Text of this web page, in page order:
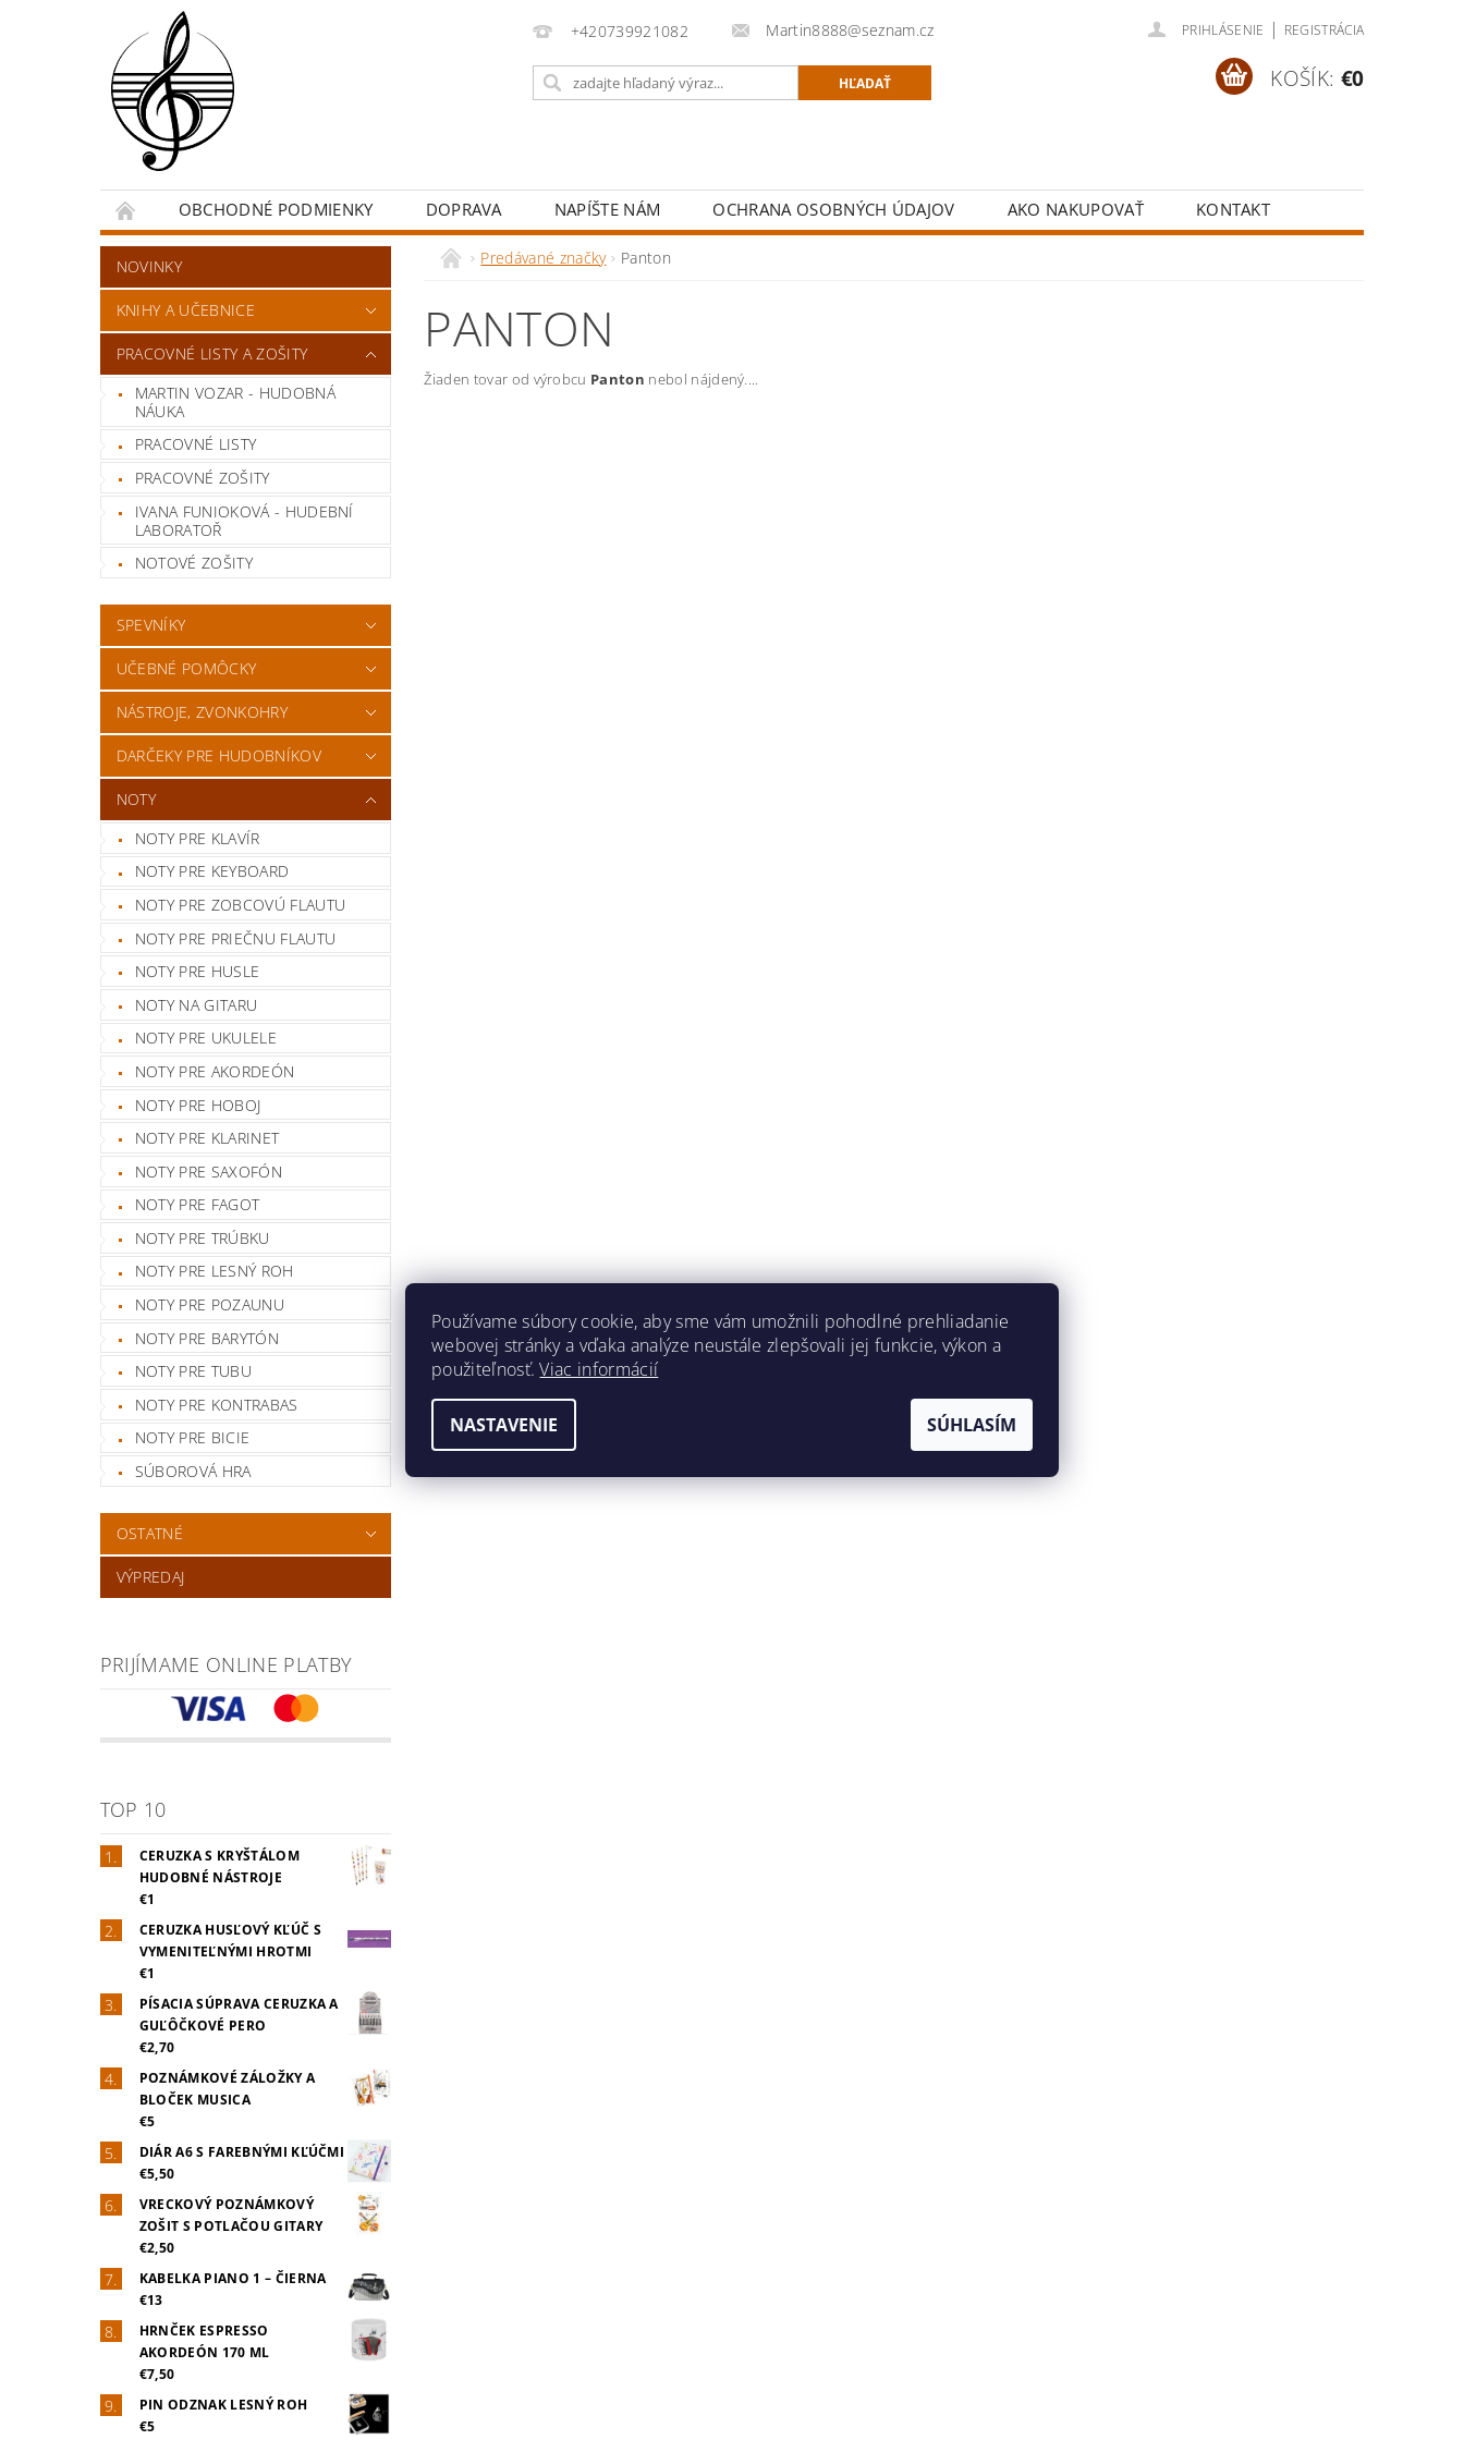
+420739921082 Martin8888@seznam.cz PRIHLÁSENIE | REGISTRÁCIA
KOŠÍK: €0
OBCHODNÉ PODMIENKY DOPRAVA NAPÍŠTE NÁM OCHRANA OSOBNÝCH ÚDAJOV AKO NAKUPOVAŤ KONTAKT
NOVINKY
KNIHY A UČEBNICE
PRACOVNÉ LISTY A ZOŠITY
MARTIN VOZAR - HUDOBNÁ
NÁUKA
PRACOVNÉ LISTY
PRACOVNÉ ZOŠITY
IVANA FUNIOKOVÁ - HUDEBNÍ
LABORATOŘ
NOTOVÉ ZOŠITY
SPEVNÍKY
UČEBNÉ POMÔCKY
NÁSTROJE, ZVONKOHRY
DARČEKY PRE HUDOBNÍKOV
NOTY
NOTY PRE KLAVÍR
NOTY PRE KEYBOARD
NOTY PRE ZOBCOVÚ FLAUTU
NOTY PRE PRIEČNU FLAUTU
NOTY PRE HUSLE
NOTY NA GITARU
NOTY PRE UKULELE
NOTY PRE AKORDEÓN
NOTY PRE HOBOJ
NOTY PRE KLARINET
NOTY PRE SAXOFÓN
NOTY PRE FAGOT
NOTY PRE TRÚBKU
NOTY PRE LESNÝ ROH
NOTY PRE POZAUNU
NOTY PRE BARYTÓN
NOTY PRE TUBU
NOTY PRE KONTRABAS
NOTY PRE BICIE
SÚBOROVÁ HRA
OSTATNÉ
VÝPREDAJ
PRIJÍMAME ONLINE PLATBY
TOP 10
CERUZKA S KRYŠTÁLOM
HUDOBNÉ NÁSTROJE
€1
CERUZKA HUSĽOVÝ KĽÚČ S
VYMENITEĽNÝMI HROTMI
€1
PÍSACIA SÚPRAVA CERUZKA A
GUĽÔČKOVÉ PERO
€2,70
POZNÁMKOVÉ ZÁLOŽKY A
BLOČEK MUSICA
€5
DIÁR A6 S FAREBNÝMI KĽÚČMI
€5,50
VRECKOVÝ POZNÁMKOVÝ
ZOŠIT S POTLAČOU GITARY
€2,50
KABELKA PIANO 1 – ČIERNA
€13
HRNČEK ESPRESSO
AKORDEÓN 170 ML
€7,50
PIN ODZNAK LESNÝ ROH
€5
Predávané značky Panton
PANTON
Žiaden tovar od výrobcu Panton nebol nájdený....
Používame súbory cookie, aby sme vám umožnili pohodlné prehliadanie
webovej stránky a vďaka analýze neustále zlepšovali jej funkcie, výkon a
použiteľnosť.Viac informácií
NASTAVENIE SÚHLASÍM